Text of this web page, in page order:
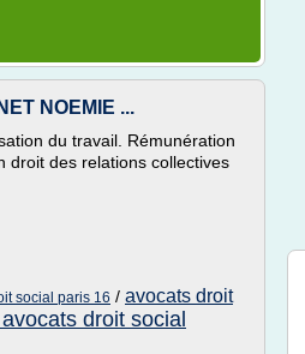
NOEMIE ...
du travail. Rémunération
droit des relations collectives
social paris 16 / avocats droit
droit social